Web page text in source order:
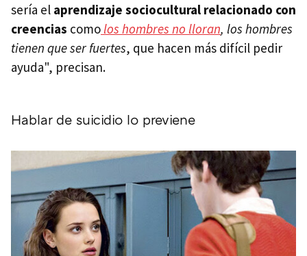
sería el aprendizaje sociocultural relacionado con
creencias como los hombres no lloran, los hombres
tienen que ser fuertes, que hacen más difícil pedir
ayuda", precisan.
Hablar de suicidio lo previene